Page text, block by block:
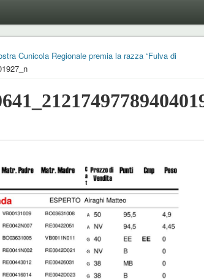
Cunicola Regionale premia la razza “Fulva di